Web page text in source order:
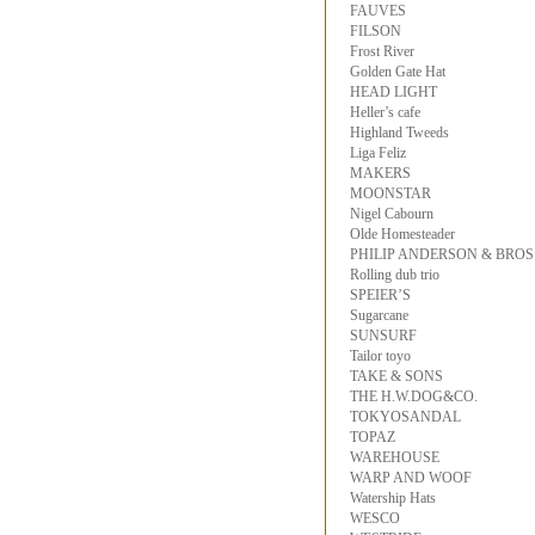
FAUVES
FILSON
Frost River
Golden Gate Hat
HEAD LIGHT
Heller’s cafe
Highland Tweeds
Liga Feliz
MAKERS
MOONSTAR
Nigel Cabourn
Olde Homesteader
PHILIP ANDERSON &
Rolling dub trio
SPEIER’S
Sugarcane
SUNSURF
Tailor toyo
TAKE & SONS
THE H.W.DOG&CO.
TOKYOSANDAL
TOPAZ
WAREHOUSE
WARP AND WOOF
Watership Hats
WESCO